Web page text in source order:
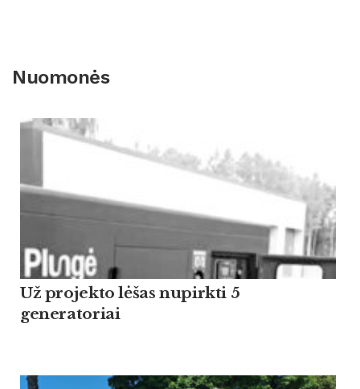
Nuomonės
Už projekto lėšas nupirkti 5
generatoriai